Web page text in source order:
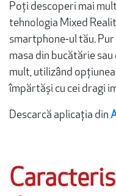
Poți descoperi mai
tehnologia Mixed
smartphone-ul tău.
masa din bucătărie
mult, utilizând
împărtăși cu cei dragi
Descarcă aplicația din